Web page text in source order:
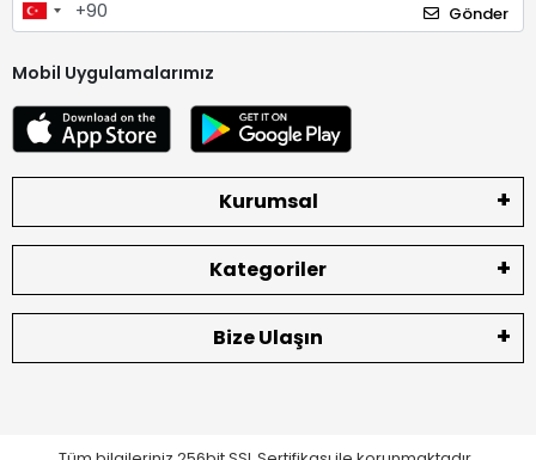
Gönder
Mobil Uygulamalarımız
Kurumsal
Kategoriler
Bize Ulaşın